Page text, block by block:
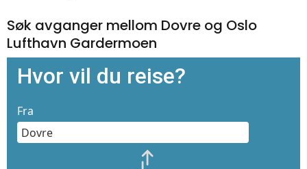
Søk avganger mellom Dovre og Oslo
Lufthavn Gardermoen
Hvor vil du reise?
Fra